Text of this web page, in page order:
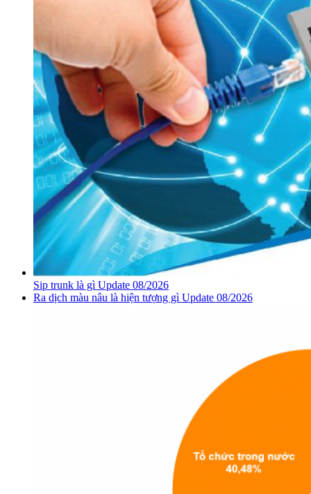
Sip trunk là gì Update 08/2026
Ra dịch màu nâu là hiện tượng gì Update 08/2026